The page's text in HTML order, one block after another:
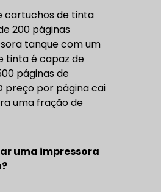
cartuchos de tinta
200 páginas
tanque com um
tinta é capaz de
páginas de
preço por página cai
uma fração de
uma impressora